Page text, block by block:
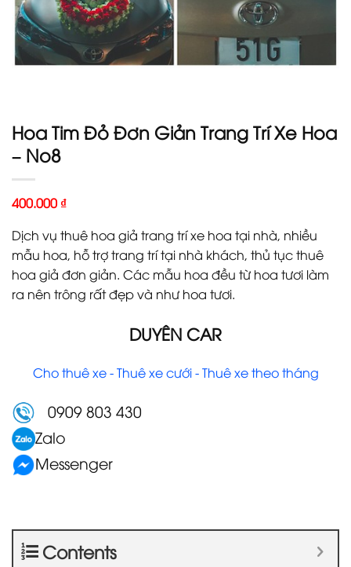
Hoa Tim Đỏ Đơn Giản Trang Trí Xe Hoa
– No8
400.000 ₫
Dịch vụ thuê hoa giả trang trí xe hoa tại nhà, nhiều
mẫu hoa, hỗ trợ trang trí tại nhà khách, thủ tục thuê
hoa giả đơn giản. Các mẫu hoa đều từ hoa tươi làm
ra nên trông rất đẹp và như hoa tươi.
DUYÊN CAR
Cho thuê xe - Thuê xe cưới - Thuê xe theo tháng
0909 803 430
Zalo
Messenger
Contents